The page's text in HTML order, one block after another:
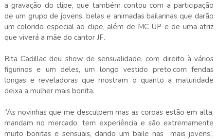
a gravação do clipe, que também contou com a participação
de um grupo de jovens, belas e animadas bailarinas que darão
um colorido especial ao clipe, além de MC UP e de uma atriz
que viverá a mãe do cantor JF.
Rita Cadillac deu show de sensualidade, com direito à vários
figurinos e um deles, um longo vestido preto,com fendas
longas e reveladoras que mostram o quanto a maturidade
deixa a mulher mais bonita.
“As novinhas que me desculpem mas as coroas estão em alta,
mandam no mercado, tem experiência e são extremamente
muito bonitas e sensuais, dando um baile nas mais jovens.’,